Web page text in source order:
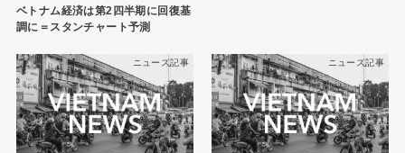
ベトナム経済は第2四半期に回復基
調に＝スタンチャート予測
ニュース記事 ニュース記事